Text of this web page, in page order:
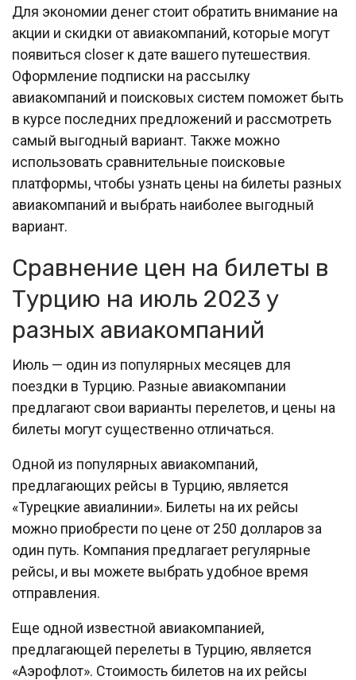
Для экономии денег стоит обратить внимание на
акции и скидки от авиакомпаний, которые могут
появиться closer к дате вашего путешествия.
Оформление подписки на рассылку
авиакомпаний и поисковых систем поможет быть
в курсе последних предложений и рассмотреть
самый выгодный вариант. Также можно
использовать сравнительные поисковые
платформы, чтобы узнать цены на билеты разных
авиакомпаний и выбрать наиболее выгодный
вариант.
Сравнение цен на билеты в
Турцию на июль 2023 у
разных авиакомпаний
Июль — один из популярных месяцев для
поездки в Турцию. Разные авиакомпании
предлагают свои варианты перелетов, и цены на
билеты могут существенно отличаться.
Одной из популярных авиакомпаний,
предлагающих рейсы в Турцию, является
«Турецкие авиалинии». Билеты на их рейсы
можно приобрести по цене от 250 долларов за
один путь. Компания предлагает регулярные
рейсы, и вы можете выбрать удобное время
отправления.
Еще одной известной авиакомпанией,
предлагающей перелеты в Турцию, является
«Аэрофлот». Стоимость билетов на их рейсы